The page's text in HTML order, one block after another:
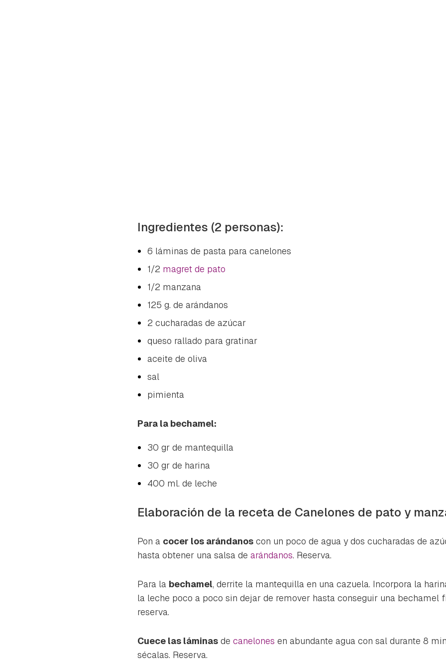
Ingredientes (2 personas):
6 láminas de pasta para canelones
1/2 magret de pato
1/2 manzana
125 g. de arándanos
2 cucharadas de azúcar
queso rallado para gratinar
aceite de oliva
sal
pimienta
Para la bechamel:
30 gr de mantequilla
30 gr de harina
400 ml. de leche
Elaboración de la receta de Canelones de pato y
Pon a cocer los arándanos con un poco de agua y dos cucharadas de
hasta obtener una salsa de arándanos. Reserva.
Para la bechamel, derrite la mantequilla en una cazuela. Incorpora la
la leche poco a poco sin dejar de remover hasta conseguir una bechamel
reserva.
Cuece las láminas de canelones en abundante agua con sal durante 8
sécalas. Reserva.